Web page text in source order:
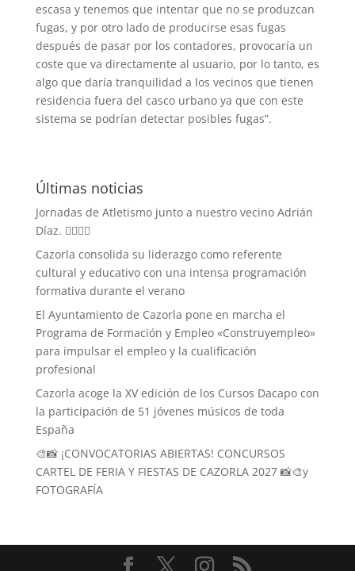
escasa y tenemos que intentar que no se produzcan
fugas, y por otro lado de producirse esas fugas
después de pasar por los contadores, provocaría un
coste que va directamente al usuario, por lo tanto, es
algo que daría tranquilidad a los vecinos que tienen
residencia fuera del casco urbano ya que con este
sistema se podrían detectar posibles fugas”.
Últimas noticias
Jornadas de Atletismo junto a nuestro vecino Adrián
Díaz. 🏃‍♀️🏃‍♂️
Cazorla consolida su liderazgo como referente
cultural y educativo con una intensa programación
formativa durante el verano
El Ayuntamiento de Cazorla pone en marcha el
Programa de Formación y Empleo «Construyempleo»
para impulsar el empleo y la cualificación
profesional
Cazorla acoge la XV edición de los Cursos Dacapo con
la participación de 51 jóvenes músicos de toda
España
🎨📸 ¡CONVOCATORIAS ABIERTAS! CONCURSOS
CARTEL DE FERIA Y FIESTAS DE CAZORLA 2027 📸🎨y
FOTOGRAFÍA